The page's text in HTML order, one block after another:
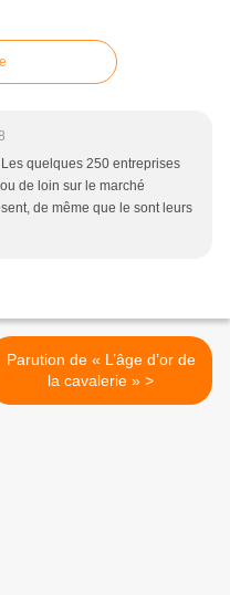
quelques 250 entreprises
de loin sur le marché
de même que le sont leurs
Parution de « L’âge d’or de
la cavalerie » >